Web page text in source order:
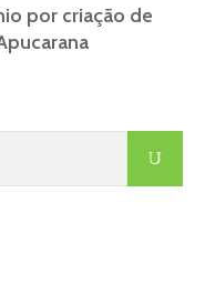
por criação de